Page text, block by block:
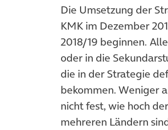
Die Umsetzung der
KMK im Dezember
2018/19 beginnen.
oder in die
die in der Strategie
bekommen. Weniger
nicht fest, wie hoch
mehreren Ländern